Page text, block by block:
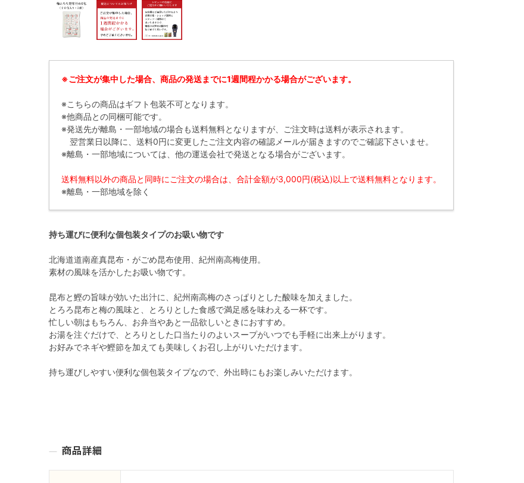
※ご注文が集中した場合、商品の発送までに1週間程かかる場合がございます。
※こちらの商品はギフト包装不可となります。
※他商品との同梱可能です。
※発送先が離島・一部地域の場合も送料無料となりますが、ご注文時は送料が表示されます。
翌営業日以降に、送料0円に変更したご注文内容の確認メールが届きますのでご確認下さいませ。
※離島・一部地域については、他の運送会社で発送となる場合がございます。
送料無料以外の商品と同時にご注文の場合は、合計金額が3,000円(税込)以上で送料無料となります。
※離島・一部地域を除く
持ち運びに便利な個包装タイプのお吸い物です
北海道道南産真昆布・がごめ昆布使用、紀州南高梅使用。
素材の風味を活かしたお吸い物です。
昆布と鰹の旨味が効いた出汁に、紀州南高梅のさっぱりとした酸味を加えました。
とろろ昆布と梅の風味と、とろりとした食感で満足感を味わえる一杯です。
忙しい朝はもちろん、お弁当やあと一品欲しいときにおすすめ。
お湯を注ぐだけで、とろりとした口当たりのよいスープがいつでも手軽に出来上がります。
お好みでネギや鰹節を加えても美味しくお召し上がりいただけます。
持ち運びしやすい便利な個包装タイプなので、外出時にもお楽しみいただけます。